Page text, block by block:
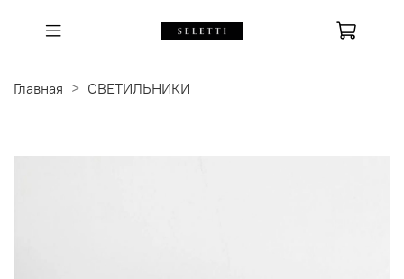
Главная СВЕТИЛЬНИКИ